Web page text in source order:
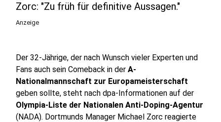
Zorc: "Zu früh für definitive Aussagen."
Anzeige
Der 32-Jährige, der nach Wunsch vieler Experten und
Fans auch sein Comeback in der A-
Nationalmannschaft zur Europameisterschaft
geben sollte, steht nach dpa-Informationen auf der
Olympia-Liste der Nationalen Anti-Doping-Agentur
(NADA). Dortmunds Manager Michael Zorc reagierte